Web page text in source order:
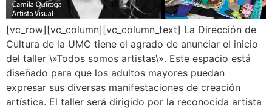
[vc_row][vc_column][vc_column_text] La Dirección de
Cultura de la UMC tiene el agrado de anunciar el inicio
del taller \»Todos somos artistas\». Este espacio está
diseñado para que los adultos mayores puedan
expresar sus diversas manifestaciones de creación
artística. El taller será dirigido por la reconocida artista